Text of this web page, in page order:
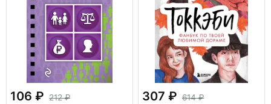
106
212
307
614